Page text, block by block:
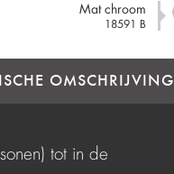
Mat chroom
18591 B
OMSCHRIJVING
tot in de